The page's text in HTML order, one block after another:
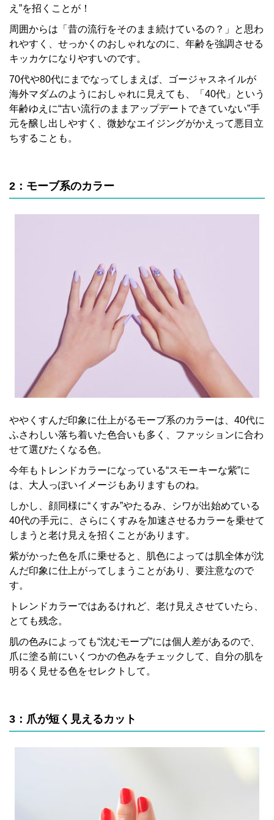
え”を招くことが！
周囲からは「昔の流行をそのまま続けているの？」と思わ
れやすく、せっかくのおしゃれなのに、年齢を強調させる
キッカケになりやすいのです。
70代や80代にまでなってしまえば、ゴージャスネイルが
海外マダムのようにおしゃれに見えても、「40代」という
年齢ゆえに“古い流行のままアップデートできていない”手
元を醸し出しやすく、微妙なエイジングがかえって悪目立
ちすることも。
2：モーブ系のカラー
ややくすんだ印象に仕上がるモーブ系のカラーは、40代に
ふさわしい落ち着いた色合いも多く、ファッションに合わ
せて選びたくなる色。
今年もトレンドカラーになっている“スモーキーな紫”に
は、大人っぽいイメージもありますものね。
しかし、顔同様に“くすみ”やたるみ、シワが出始めている
40代の手元に、さらにくすみを加速させるカラーを乗せて
しまうと老け見えを招くことがあります。
紫がかった色を爪に乗せると、肌色によっては肌全体が沈
んだ印象に仕上がってしまうことがあり、要注意なので
す。
トレンドカラーではあるけれど、老け見えさせていたら、
とても残念。
肌の色みによっても“沈むモーブ”には個人差があるので、
爪に塗る前にいくつかの色みをチェックして、自分の肌を
明るく見せる色をセレクトして。
3：爪が短く見えるカット